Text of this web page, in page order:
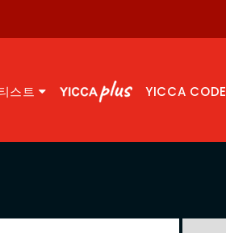
스트 YICCA CODE